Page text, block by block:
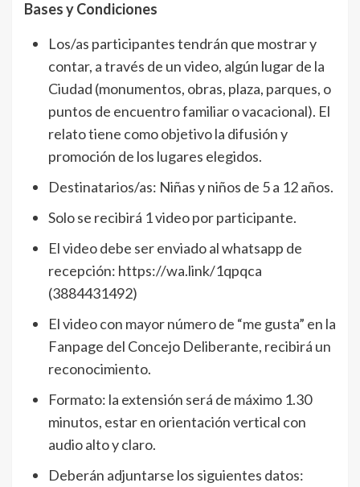
Bases y Condiciones
Los/as participantes tendrán que mostrar y
contar, a través de un video, algún lugar de la
Ciudad (monumentos, obras, plaza, parques, o
puntos de encuentro familiar o vacacional). El
relato tiene como objetivo la difusión y
promoción de los lugares elegidos.
Destinatarios/as: Niñas y niños de 5 a 12 años.
Solo se recibirá 1 video por participante.
El video debe ser enviado al whatsapp de
recepción: https://wa.link/1qpqca
(3884431492)
El video con mayor número de “me gusta” en la
Fanpage del Concejo Deliberante, recibirá un
reconocimiento.
Formato: la extensión será de máximo 1.30
minutos, estar en orientación vertical con
audio alto y claro.
Deberán adjuntarse los siguientes datos: